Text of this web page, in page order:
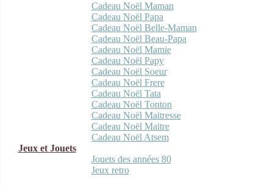
Cadeau Noël Maman
Cadeau Noël Papa
Cadeau Noël Belle-Maman
Cadeau Noël Beau-Papa
Cadeau Noël Mamie
Cadeau Noël Papy
Cadeau Noël Soeur
Cadeau Noël Frere
Cadeau Noël Tata
Cadeau Noël Tonton
Cadeau Noël Maitresse
Cadeau Noël Maitre
Cadeau Noël Atsem
Jeux et Jouets
Jouets des années 80
Jeux retro